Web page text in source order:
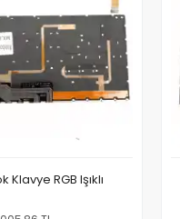
Klavye RGB Işıklı